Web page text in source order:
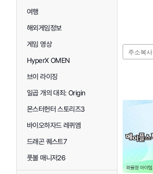
여행
해외게임정보
게임 영상
HyperX OMEN
브이 라이징
일곱 개의 대죄: Origin
몬스터헌터 스토리즈3
바이오하자드 레퀴엠
드래곤 퀘스트7
풋볼 매니저26
주소복사